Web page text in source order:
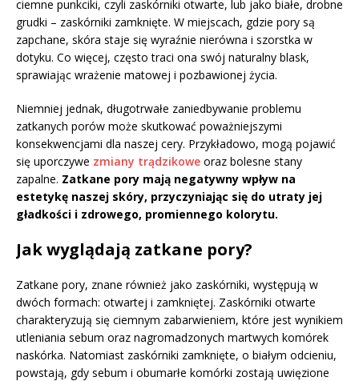
ciemne punkciki, czyli zaskórniki otwarte, lub jako białe, drobne
grudki – zaskórniki zamknięte. W miejscach, gdzie pory są
zapchane, skóra staje się wyraźnie nierówna i szorstka w
dotyku. Co więcej, często traci ona swój naturalny blask,
sprawiając wrażenie matowej i pozbawionej życia.
Niemniej jednak, długotrwałe zaniedbywanie problemu
zatkanych porów może skutkować poważniejszymi
konsekwencjami dla naszej cery. Przykładowo, mogą pojawić
się uporczywe zmiany trądzikowe oraz bolesne stany
zapalne. Zatkane pory mają negatywny wpływ na
estetykę naszej skóry, przyczyniając się do utraty jej
gładkości i zdrowego, promiennego kolorytu.
Jak wyglądają zatkane pory?
Zatkane pory, znane również jako zaskórniki, występują w
dwóch formach: otwartej i zamkniętej. Zaskórniki otwarte
charakteryzują się ciemnym zabarwieniem, które jest wynikiem
utleniania sebum oraz nagromadzonych martwych komórek
naskórka. Natomiast zaskórniki zamknięte, o białym odcieniu,
powstają, gdy sebum i obumarłe komórki zostają uwięzione